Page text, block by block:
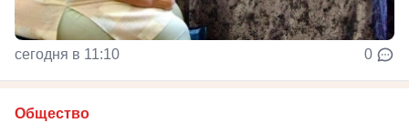
сегодня в 11:10 0
Общество